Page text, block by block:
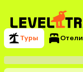
Туры Отели